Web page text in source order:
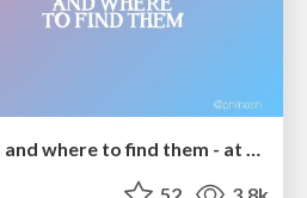
Fantastic passwords and where to find them - at NoRuKo